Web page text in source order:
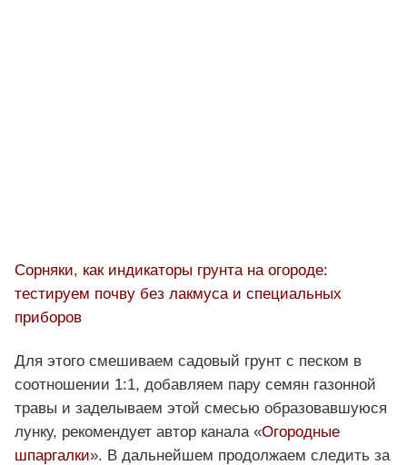
Сорняки, как индикаторы грунта на огороде:
тестируем почву без лакмуса и специальных
приборов
Для этого смешиваем садовый грунт с песком в
соотношении 1:1, добавляем пару семян газонной
травы и заделываем этой смесью образовавшуюся
лунку, рекомендует автор канала «Огородные
шпаргалки». В дальнейшем продолжаем следить за